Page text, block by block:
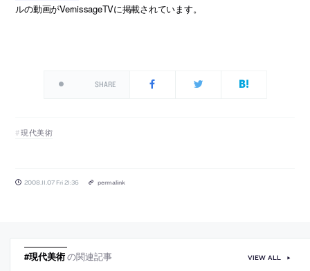
ルの動画がVernissageTVに掲載されています。
SHARE
現代美術
2008.11.07 Fri 21:36 permalink
#現代美術の関連記事 VIEW ALL